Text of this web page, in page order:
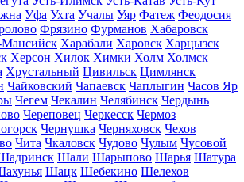
Уфа Ухта Учалы Уяр Фатеж Феодосия
Фрязино Фурманов Хабаровск
Харабали Харовск Харцызск
Херсон Хилок Химки Холм Холмск
Хрустальный Цивильск Цимлянск
Чайковский Чапаевск Чаплыгин Часов Яр
Чегем Чекалин Челябинск Чердынь
Череповец Черкесск Чермоз
Чернушка Черняховск Чехов
Чита Чкаловск Чудово Чулым Чусовой
Шали Шарыпово Шарья Шатура
Шацк Шебекино Шелехов